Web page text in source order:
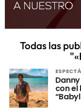
Todas las
con el